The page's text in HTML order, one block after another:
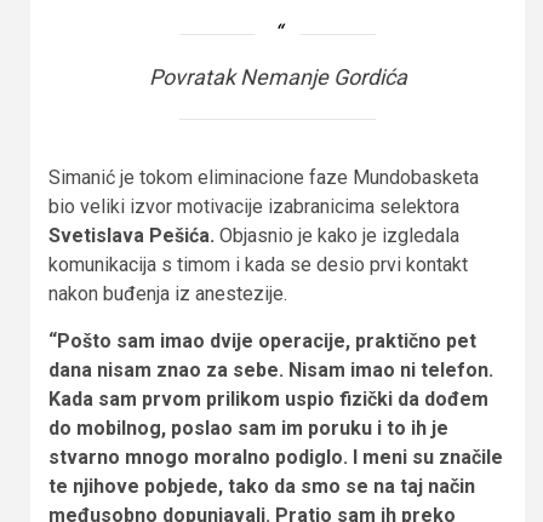
Povratak Nemanje Gordića
Simanić je tokom eliminacione faze Mundobasketa
bio veliki izvor motivacije izabranicima selektora
Svetislava Pešića. Objasnio je kako je izgledala
komunikacija s timom i kada se desio prvi kontakt
nakon buđenja iz anestezije.
“Pošto sam imao dvije operacije, praktično pet
dana nisam znao za sebe. Nisam imao ni telefon.
Kada sam prvom prilikom uspio fizički da dođem
do mobilnog, poslao sam im poruku i to ih je
stvarno mnogo moralno podiglo. I meni su značile
te njihove pobjede, tako da smo se na taj način
međusobno dopunjavali. Pratio sam ih preko